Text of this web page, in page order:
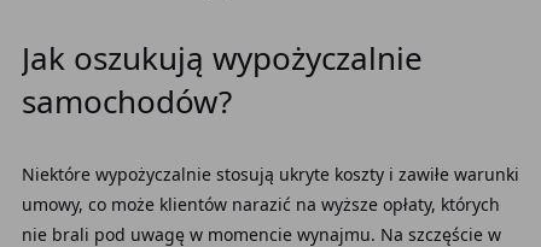
Jak oszukują wypożyczalnie
samochodów?
Niektóre wypożyczalnie stosują ukryte koszty i zawiłe warunki
umowy, co może klientów narazić na wyższe opłaty, których
nie brali pod uwagę w momencie wynajmu. Na szczęście w